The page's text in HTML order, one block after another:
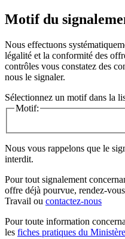
Motif du
Nous effectuons
légalité et la conformité des
contrôles vous constatez des
nous le signaler.
Sélectionnez un motif dans la
Motif:
Nous vous rappelons que le
interdit.
Pour tout signalement
offre déjà pourvue, rendez-
Travail ou contactez-nous
Pour toute information
les fiches pratiques du